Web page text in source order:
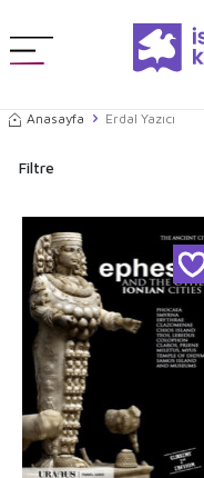
Anasayfa Erdal Yazıcı
Filtre